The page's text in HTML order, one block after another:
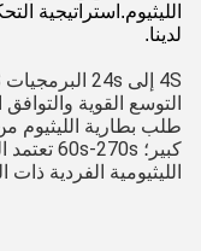
لدينا.
الليثيومية الفردية ذات